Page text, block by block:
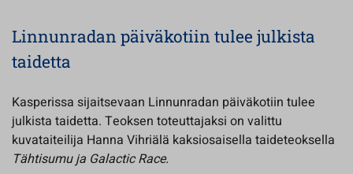
Linnunradan päiväkotiin tulee julkista
taidetta
Kasperissa sijaitsevaan Linnunradan päiväkotiin tulee
julkista taidetta. Teoksen toteuttajaksi on valittu
kuvataiteilija Hanna Vihriälä kaksiosaisella taideteoksella
Tähtisumu ja Galactic Race.